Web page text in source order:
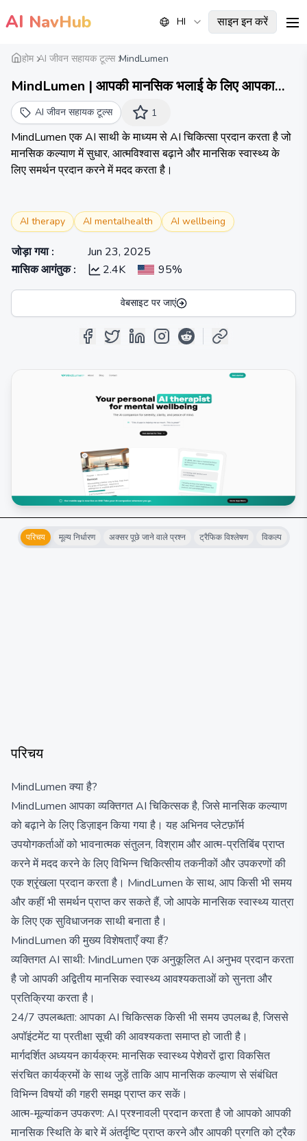
AI NavHub HI साइन इन करें
होम AI जीवन सहायक टूल्स MindLumen
MindLumen | आपकी मानसिक भलाई के लिए आपका
एआई चिकित्सक
AI जीवन सहायक टूल्स 1
MindLumen एक AI साथी के माध्यम से AI चिकित्सा प्रदान करता है जो
मानसिक कल्याण में सुधार, आत्मविश्वास बढ़ाने और मानसिक स्वास्थ्य के
लिए समर्थन प्रदान करने में मदद करता है।
AI therapy AI mentalhealth AI wellbeing
जोड़ा गया:
Jun 23, 2025
मासिक आगंतुक: 2.4K 95%
वेबसाइट पर जाएं
परिचय मूल्य निर्धारण अक्सर पूछे जाने वाले प्रश्न ट्रैफिक विश्लेषण विकल्प
परिचय
MindLumen क्या है?
MindLumen आपका व्यक्तिगत AI चिकित्सक है, जिसे मानसिक कल्याण
को बढ़ाने के लिए डिज़ाइन किया गया है। यह अभिनव प्लेटफ़ॉर्म
उपयोगकर्ताओं को भावनात्मक संतुलन, विश्राम और आत्म-प्रतिबिंब प्राप्त
करने में मदद करने के लिए विभिन्न चिकित्सीय तकनीकों और उपकरणों की
एक श्रृंखला प्रदान करता है। MindLumen के साथ, आप किसी भी समय
और कहीं भी समर्थन प्राप्त कर सकते हैं, जो आपके मानसिक स्वास्थ्य यात्रा
के लिए एक सुविधाजनक साथी बनाता है।
MindLumen की मुख्य विशेषताएँ क्या हैं?
व्यक्तिगत AI साथी: MindLumen एक अनुकूलित AI अनुभव प्रदान करता
है जो आपकी अद्वितीय मानसिक स्वास्थ्य आवश्यकताओं को सुनता और
प्रतिक्रिया करता है।
24/7 उपलब्धता: आपका AI चिकित्सक किसी भी समय उपलब्ध है, जिससे
अपॉइंटमेंट या प्रतीक्षा सूची की आवश्यकता समाप्त हो जाती है।
मार्गदर्शित अध्ययन कार्यक्रम: मानसिक स्वास्थ्य पेशेवरों द्वारा विकसित
संरचित कार्यक्रमों के साथ जुड़ें ताकि आप मानसिक कल्याण से संबंधित
विभिन्न विषयों की गहरी समझ प्राप्त कर सकें।
आत्म-मूल्यांकन उपकरण: AI प्रश्नावली प्रदान करता है जो आपको आपकी
मानसिक स्थिति के बारे में अंतर्दृष्टि प्राप्त करने और आपकी प्रगति को ट्रैक